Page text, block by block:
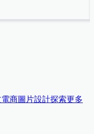
電商圖片設計探索更多